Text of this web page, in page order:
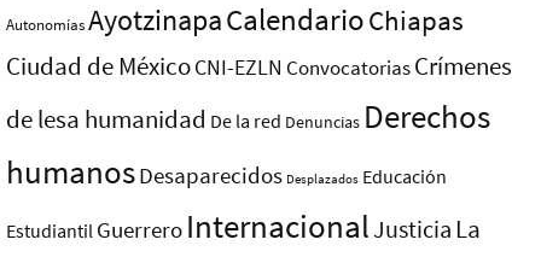
AutonomíasAyotzinapaCalendarioChiapas
Ciudad de MéxicoCNI-EZLN ConvocatoriasCrímenes
de lesa humanidad De la red Denuncias Derechos
humanosDesaparecidos Desplazados Educación
Estudiantil Guerrero InternacionalJusticia La